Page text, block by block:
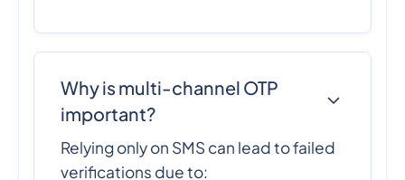
Why is multi-channel OTP
important?
Relying only on SMS can lead to failed
verifications due to: